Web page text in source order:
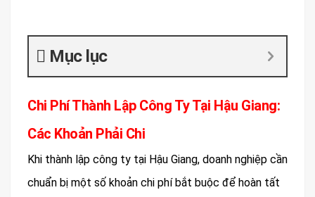
Mục lục
Chi Phí Thành Lập Công Ty Tại Hậu Giang:
Các Khoản Phải Chi
Khi thành lập công ty tại Hậu Giang, doanh nghiệp cần
chuẩn bị một số khoản chi phí bắt buộc để hoàn tất